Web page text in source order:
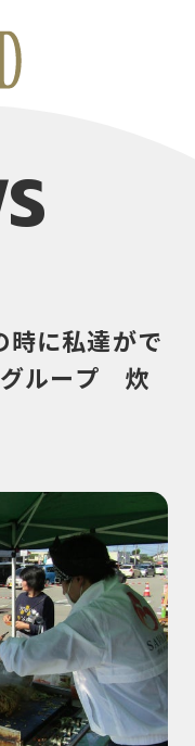
時に私達がで
グループ 炊